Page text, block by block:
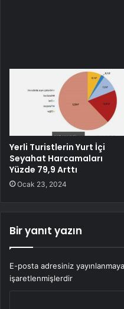
Yerli Turistlerin Yurt İçi
Seyahat Harcamaları
Yüzde 79,9 Arttı
Ocak 23, 2024
Bir yanıt yazın
E-posta adresiniz
işaretlenmişlerdir